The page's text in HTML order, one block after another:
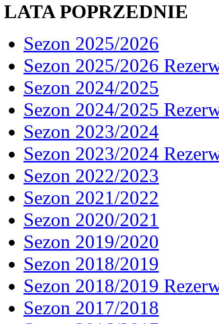
LATA POPRZEDNIE
Sezon 2025/2026
Sezon 2025/2026
Sezon 2024/2025
Sezon 2024/2025
Sezon 2023/2024
Sezon 2023/2024
Sezon 2022/2023
Sezon 2021/2022
Sezon 2020/2021
Sezon 2019/2020
Sezon 2018/2019
Sezon 2018/2019
Sezon 2017/2018